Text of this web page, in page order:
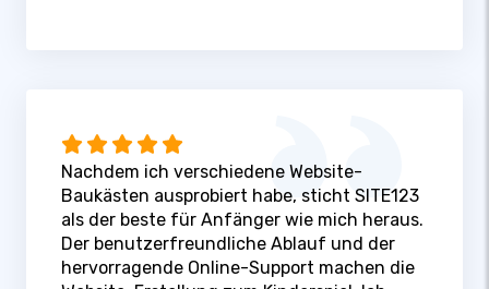
Nachdem ich verschiedene Website-
Baukästen ausprobiert habe, sticht SITE123
als der beste für Anfänger wie mich heraus.
Der benutzerfreundliche Ablauf und der
hervorragende Online-Support machen die